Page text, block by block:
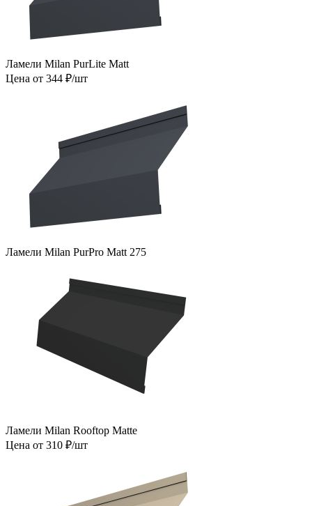
Ламели Milan PurLite Matt
Цена от 344 ₽/шт
Ламели Milan PurPro Matt 275
Ламели Milan Rooftop Matte
Цена от 310 ₽/шт